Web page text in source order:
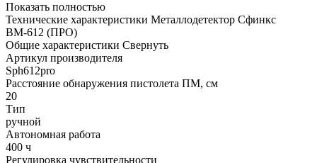
Показать полностью
Технические характеристики Металлодетектор Сфинкс
ВМ-612 (ПРО)
Общие характеристики Свернуть
Артикул производителя
Sph612pro
Расстояние обнаружения пистолета ПМ, см
20
Тип
ручной
Автономная работа
400 ч
Регулировка чувствительности